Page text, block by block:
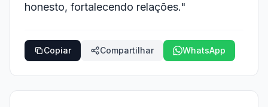
honesto, fortalecendo relações."
Copiar Compartilhar WhatsApp